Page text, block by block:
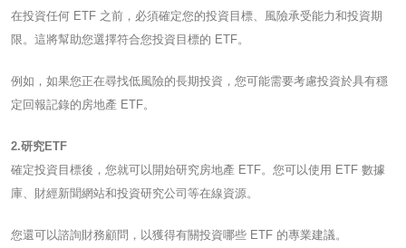
在投資任何 ETF 之前，必須確定您的投資目標、風險承受能力和投資期
限。這將幫助您選擇符合您投資目標的 ETF。
例如，如果您正在尋找低風險的長期投資，您可能需要考慮投資於具有穩
定回報記錄的房地產 ETF。
2.研究ETF
確定投資目標後，您就可以開始研究房地產 ETF。您可以使用 ETF 數據
庫、財經新聞網站和投資研究公司等在線資源。
您還可以諮詢財務顧問，以獲得有關投資哪些 ETF 的專業建議。